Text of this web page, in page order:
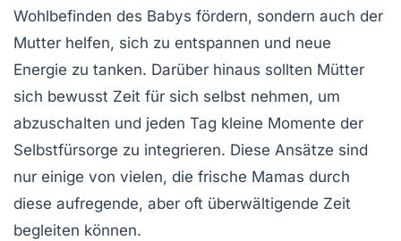
Wohlbefinden des Babys fördern, sondern auch der
Mutter helfen, sich zu entspannen und neue
Energie zu tanken. Darüber hinaus sollten Mütter
sich bewusst Zeit für sich selbst nehmen, um
abzuschalten und jeden Tag kleine Momente der
Selbstfürsorge zu integrieren. Diese Ansätze sind
nur einige von vielen, die frische Mamas durch
diese aufregende, aber oft überwältigende Zeit
begleiten können.